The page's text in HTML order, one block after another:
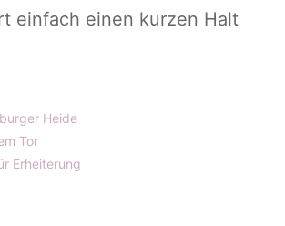
einfach einen kurzen Halt
Heide
Tor
Erheiterung